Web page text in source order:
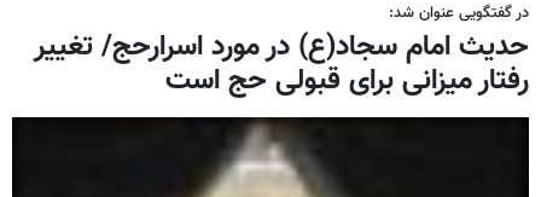
در گفتگویی عنوان شد:
حدیث امام سجاد(ع) در مورد اسرارحج/ تغییر
رفتار میزانی برای قبولی حج است